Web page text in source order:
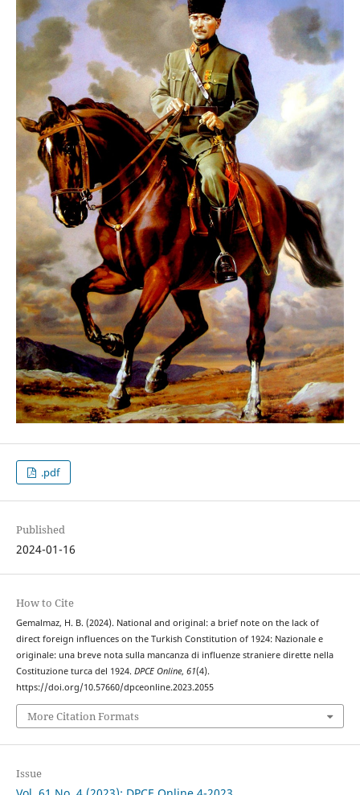
.pdf
Published
2024-01-16
How to Cite
Gemalmaz, H. B. (2024). National and original: a brief note on the lack of
direct foreign influences on the Turkish Constitution of 1924: Nazionale e
originale: una breve nota sulla mancanza di influenze straniere dirette nella
Costituzione turca del 1924. DPCE Online, 61(4).
https://doi.org/10.57660/dpceonline.2023.2055
More Citation Formats
Issue